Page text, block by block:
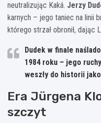
neutralizując Kaká. Jerzy
karnych – jego taniec na linii
którego strzał obronił, dając
Dudek w finale
1984 roku – jego
weszły do historii
Era Jürgena
szczyt